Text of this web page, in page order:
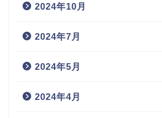
2024年10月
2024年7月
2024年5月
2024年4月